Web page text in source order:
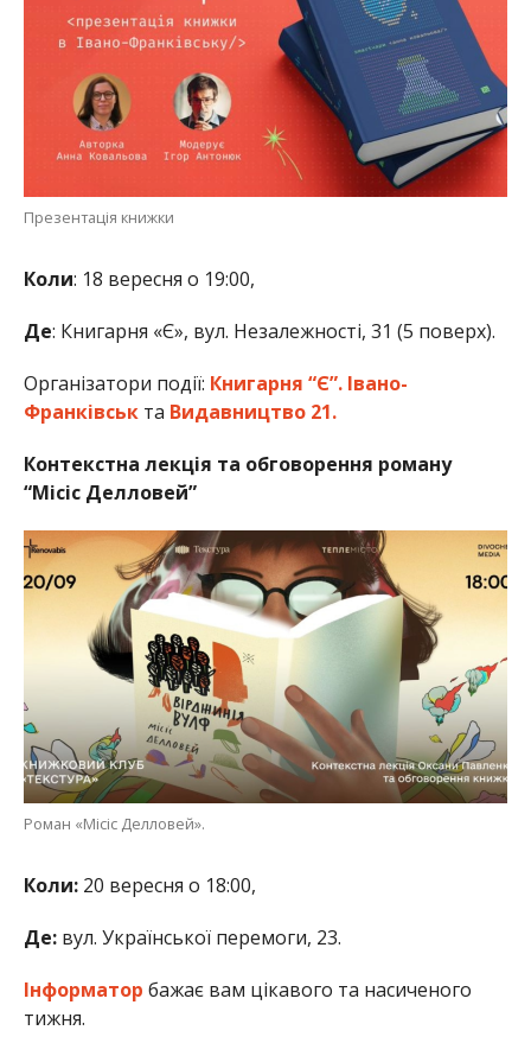
Презентація книжки
Коли: 18 вересня о 19:00,
Де: Книгарня «Є», вул. Незалежності, 31 (5 поверх).
Організатори події: Книгарня “Є”. Івано-
Франківськта Видавництво 21.
Контекстна лекція та обговорення роману
“Місіс Делловей”
Роман «Місіс Делловей».
Коли:20 вересня о 18:00,
Де:вул. Української перемоги, 23.
Інформатор бажає вам цікавого та насиченого
тижня.